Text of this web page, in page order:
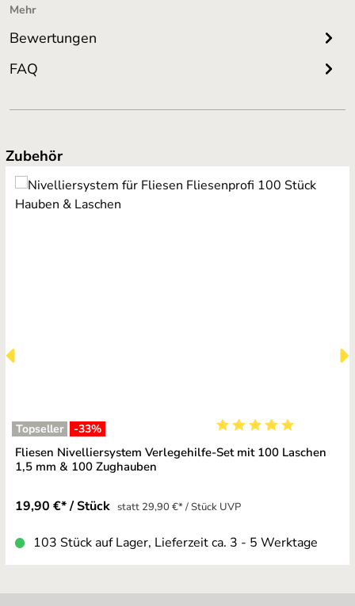
Mehr
Bewertungen
FAQ
Produktgalerie überspringen
Zubehör
Topseller -33%
Durchschnittliche
Fliesen Nivelliersystem Verlegehilfe-Set mit 100 Laschen
1,5 mm & 100 Zughauben
19,90 €* / Stück statt 29,90 €* / Stück UVP
103 Stück auf Lager, Lieferzeit ca. 3 - 5 Werktage